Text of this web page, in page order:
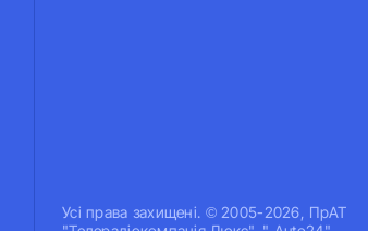
Усi права захищенi. © 2005-2026, ПрАТ